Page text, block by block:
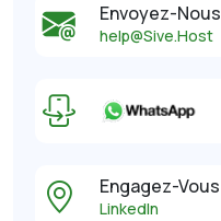
Envoyez-
help@Sive.Host
Engagez-
LinkedIn